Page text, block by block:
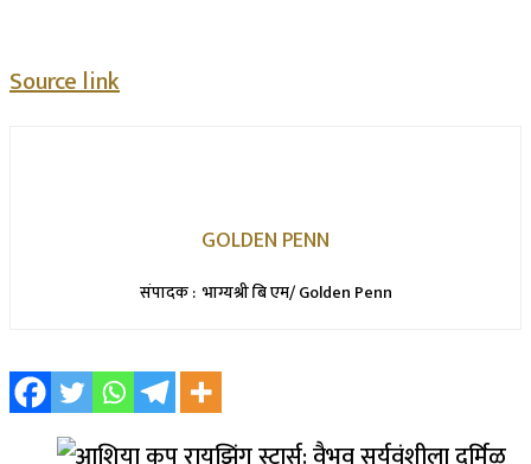
Source link
GOLDEN PENN
संपादक : भाग्यश्री बि एम/ Golden Penn